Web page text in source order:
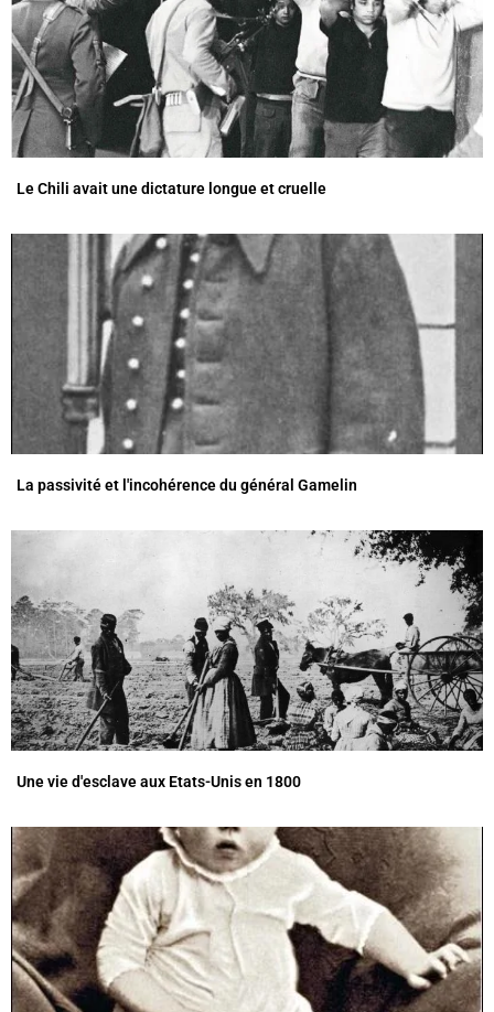
Le Chili avait une dictature longue et cruelle
La passivité et l'incohérence du général Gamelin
Une vie d'esclave aux Etats-Unis en 1800